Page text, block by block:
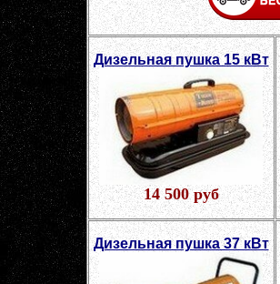
Дизельная пушка 15 кВт
14 500 руб
Дизельная пушка 37 кВт